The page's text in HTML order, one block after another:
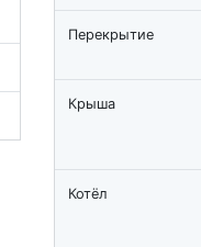
Перекрытие
Крыша
Котёл